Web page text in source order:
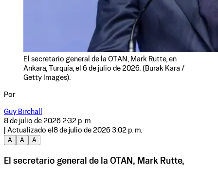
El secretario general de la OTAN, Mark Rutte, en
Ankara, Turquía, el 6 de julio de 2026. (Burak Kara /
Getty Images).
Por
Guy Birchall
8 de julio de 2026 2:32 p. m.
| Actualizado el 8 de julio de 2026 3:02 p. m.
A
A A
El secretario general de la OTAN, Mark Rutte,